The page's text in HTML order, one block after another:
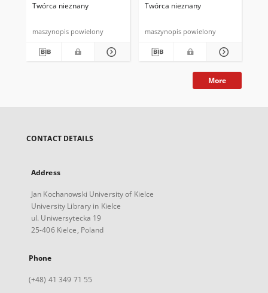
Twórca nieznany
maszynopis powielony
Twórca nieznany
maszynopis powielony
More
CONTACT DETAILS
Address
Jan Kochanowski University of Kielce
University Library in Kielce
ul. Uniwersytecka 19
25-406 Kielce, Poland
Phone
(+48) 41 349 71 55